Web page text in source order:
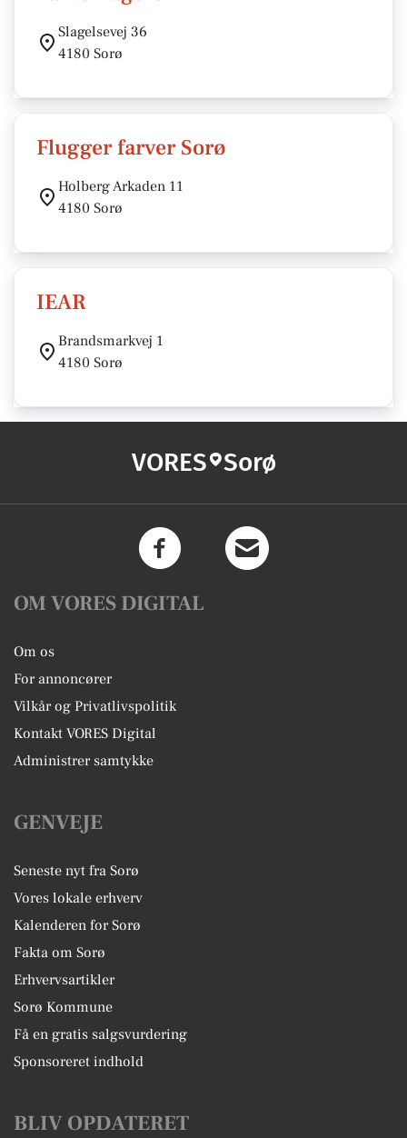
Slagelsevej 36
4180 Sorø
Flugger farver Sorø
Holberg Arkaden 11
4180 Sorø
IEAR
Brandsmarkvej 1
4180 Sorø
VORES Sorø
OM VORES DIGITAL
Om os
For annoncører
Vilkår og Privatlivspolitik
Kontakt VORES Digital
Administrer samtykke
GENVEJE
Seneste nyt fra Sorø
Vores lokale erhverv
Kalenderen for Sorø
Fakta om Sorø
Erhvervsartikler
Sorø Kommune
Få en gratis salgsvurdering
Sponsoreret indhold
BLIV OPDATERET